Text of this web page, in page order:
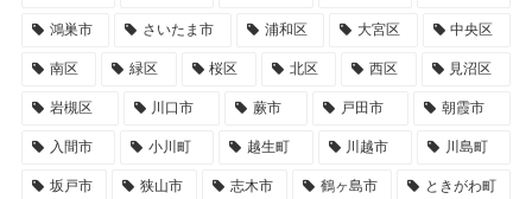
鴻巣市 さいたま市 浦和区 大宮区 中央区
南区 緑区 桜区 北区 西区 見沼区
岩槻区 川口市 蕨市 戸田市 朝霞市
入間市 小川町 越生町 川越市 川島町
坂戸市 狭山市 志木市 鶴ヶ島市 ときがわ町